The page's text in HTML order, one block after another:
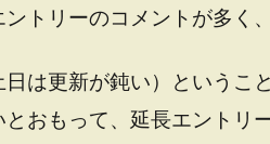
トリーのコメントが多く
は更新が鈍い）というこ
おもって、延長エントリ